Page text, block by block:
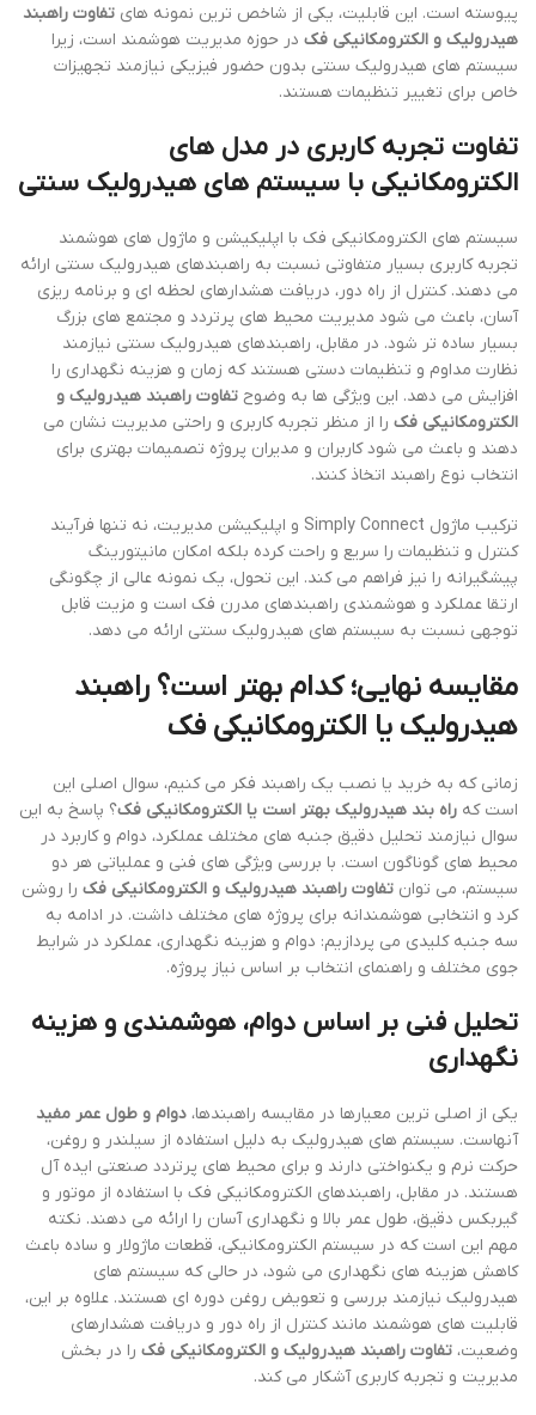
پیوسته است. این قابلیت، یکی از شاخص ترین نمونه های تفاوت راهبند
هیدرولیک و الکترومکانیکی فک در حوزه مدیریت هوشمند است، زیرا
سیستم های هیدرولیک سنتی بدون حضور فیزیکی نیازمند تجهیزات
خاص برای تغییر تنظیمات هستند.
تفاوت تجربه کاربری در مدل های
الکترومکانیکی با سیستم های هیدرولیک سنتی
سیستم های الکترومکانیکی فک با اپلیکیشن و ماژول های هوشمند
تجربه کاربری بسیار متفاوتی نسبت به راهبندهای هیدرولیک سنتی ارائه
می دهند. کنترل از راه دور، دریافت هشدارهای لحظه ای و برنامه ریزی
آسان، باعث می شود مدیریت محیط های پرتردد و مجتمع های بزرگ
بسیار ساده تر شود. در مقابل، راهبندهای هیدرولیک سنتی نیازمند
نظارت مداوم و تنظیمات دستی هستند که زمان و هزینه نگهداری را
افزایش می دهد. این ویژگی ها به وضوح تفاوت راهبند هیدرولیک و
الکترومکانیکی فک را از منظر تجربه کاربری و راحتی مدیریت نشان می
دهند و باعث می شود کاربران و مدیران پروژه تصمیمات بهتری برای
انتخاب نوع راهبند اتخاذ کنند.
ترکیب ماژول Simply Connect و اپلیکیشن مدیریت، نه تنها فرآیند
کنترل و تنظیمات را سریع و راحت کرده بلکه امکان مانیتورینگ
پیشگیرانه را نیز فراهم می کند. این تحول، یک نمونه عالی از چگونگی
ارتقا عملکرد و هوشمندی راهبندهای مدرن فک است و مزیت قابل
توجهی نسبت به سیستم های هیدرولیک سنتی ارائه می دهد.
مقایسه نهایی؛ کدام بهتر است؟ راهبند
هیدرولیک یا الکترومکانیکی فک
زمانی که به خرید یا نصب یک راهبند فکر می کنیم، سوال اصلی این
است که راه بند هیدرولیک بهتر است یا الکترومکانیکی فک؟ پاسخ به این
سوال نیازمند تحلیل دقیق جنبه های مختلف عملکرد، دوام و کاربرد در
محیط های گوناگون است. با بررسی ویژگی های فنی و عملیاتی هر دو
سیستم، می توان تفاوت راهبند هیدرولیک و الکترومکانیکی فک را روشن
کرد و انتخابی هوشمندانه برای پروژه های مختلف داشت. در ادامه به
سه جنبه کلیدی می پردازیم: دوام و هزینه نگهداری، عملکرد در شرایط
جوی مختلف و راهنمای انتخاب بر اساس نیاز پروژه.
تحلیل فنی بر اساس دوام، هوشمندی و هزینه
نگهداری
یکی از اصلی ترین معیارها در مقایسه راهبندها، دوام و طول عمر مفید
آنهاست. سیستم های هیدرولیک به دلیل استفاده از سیلندر و روغن،
حرکت نرم و یکنواختی دارند و برای محیط های پرتردد صنعتی ایده آل
هستند. در مقابل، راهبندهای الکترومکانیکی فک با استفاده از موتور و
گیربکس دقیق، طول عمر بالا و نگهداری آسان را ارائه می دهند. نکته
مهم این است که در سیستم الکترومکانیکی، قطعات ماژولار و ساده باعث
کاهش هزینه های نگهداری می شود، در حالی که سیستم های
هیدرولیک نیازمند بررسی و تعویض روغن دوره ای هستند. علاوه بر این،
قابلیت های هوشمند مانند کنترل از راه دور و دریافت هشدارهای
وضعیت، تفاوت راهبند هیدرولیک و الکترومکانیکی فک را در بخش
مدیریت و تجربه کاربری آشکار می کند.